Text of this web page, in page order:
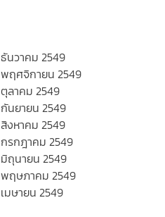
นวาคม 2549
พฤศจิกายน 2549
ลาคม 2549
นยายน 2549
งหาคม 2549
รกฎาคม 2549
ถุนายน 2549
พฤษภาคม 2549
มษายน 2549